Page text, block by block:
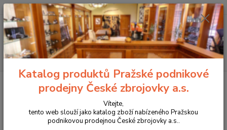
Menu
Hledat
+420 225 375 800
Puškohledy Puškohled Meopta Optika6 3-18x56 4K
Puškohled Meopta Optika6 3-
18x56 4K
Katalog produktů Pražské podnikové
prodejny České zbrojovky a.s.
Vítejte,
tento web slouží jako katalog zboží nabízeného Pražskou
podnikovou prodejnou České zbrojovky a.s..